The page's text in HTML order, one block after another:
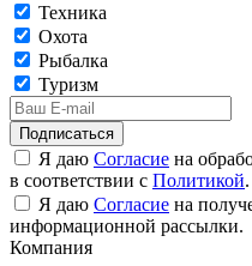
Техника
Охота
Рыбалка
Туризм
Подписаться
Я даю Согласие на
в соответствии с Политикой.
Я даю Согласие на
информационной рассылки.
Компания